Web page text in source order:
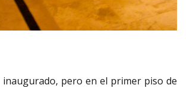
inaugurado, pero en el primer piso de